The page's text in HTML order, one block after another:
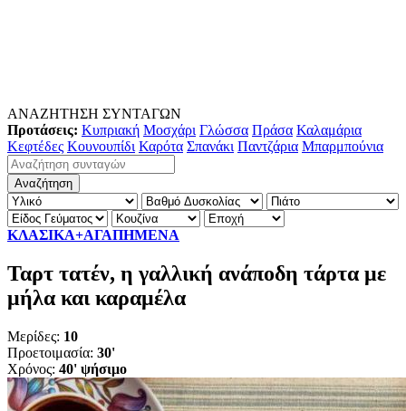
ΑΝΑΖΗΤΗΣΗ ΣΥΝΤΑΓΩΝ
Προτάσεις: Κυπριακή Μοσχάρι Γλώσσα Πράσα Καλαμάρια
Κεφτέδες Κουνουπίδι Καρότα Σπανάκι Παντζάρια Μπαρμπούνια
ΚΛΑΣΙΚΑ+ΑΓΑΠΗΜΕΝΑ
Ταρτ τατέν, η γαλλική ανάποδη τάρτα με
μήλα και καραμέλα
Μερίδες: 10
Προετοιμασία: 30'
Χρόνος: 40' ψήσιμο